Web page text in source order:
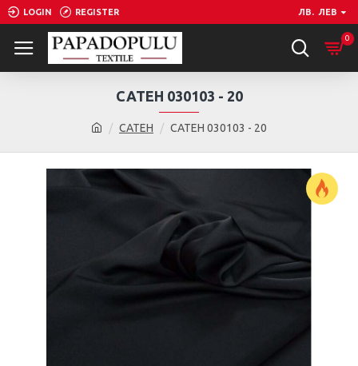
LOGIN REGISTER ЛВ. ЛЕВ
0
САТЕН САТЕН 030103 - 20
САТЕН 030103 - 20